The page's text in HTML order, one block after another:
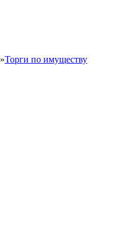
»Торги по имуществу